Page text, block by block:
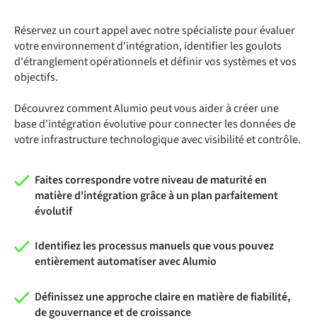
Réservez un court appel avec notre spécialiste pour évaluer
votre environnement d'intégration, identifier les goulots
d'étranglement opérationnels et définir vos systèmes et vos
objectifs.
Découvrez comment Alumio peut vous aider à créer une
base d'intégration évolutive pour connecter les données de
votre infrastructure technologique avec visibilité et contrôle.
Faites correspondre votre niveau de maturité en
matière d'intégration grâce à un plan parfaitement
évolutif
Identifiez les processus manuels que vous pouvez
entièrement automatiser avec Alumio
Définissez une approche claire en matière de fiabilité,
de gouvernance et de croissance